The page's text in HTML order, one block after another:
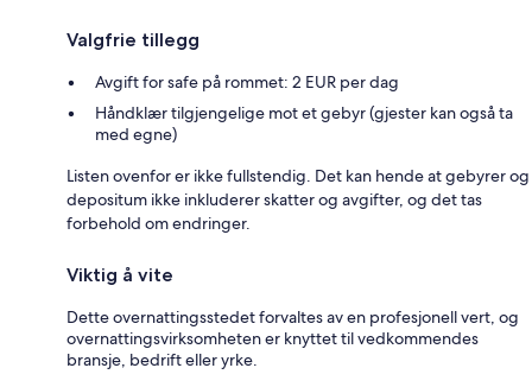
Valgfrie tillegg
Avgift for safe på rommet: 2 EUR per dag
Håndklær tilgjengelige mot et gebyr (gjester kan også ta
med egne)
Listen ovenfor er ikke fullstendig. Det kan hende at gebyrer og
depositum ikke inkluderer skatter og avgifter, og det tas
forbehold om endringer.
Viktig å vite
Dette overnattingsstedet forvaltes av en profesjonell vert, og
overnattingsvirksomheten er knyttet til vedkommendes
bransje, bedrift eller yrke.